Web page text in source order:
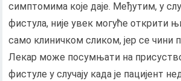
симптомима које даје. Међутим, у
фистула, није увек могуће открити
само клиничком сликом, јер се чини
Лекар може посумњати на
фистуле у случају када је пацијент